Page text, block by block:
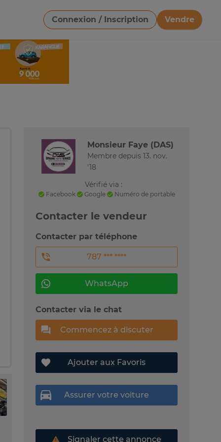
Connexion / Inscription
Vendre
Télécharger une image
Monsieur Faye (DAS)
Membre depuis 13. nov.
'18
Vérifié via :
Facebook Google Numéro de portable
Contacter le vendeur
Contacter par téléphone
787 *** ****
WhatsApp
Contacter via le chat
Commencez à discuter
Ajouter aux Favoris
Assurer votre voiture
Signaler cette annonce